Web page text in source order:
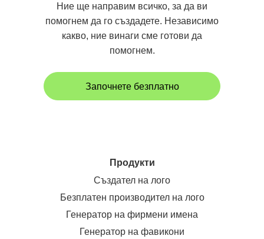
Ние ще направим всичко, за да ви
помогнем да го създадете. Независимо
какво, ние винаги сме готови да
помогнем.
Започнете безплатно
Продукти
Създател на лого
Безплатен производител на лого
Генератор на фирмени имена
Генератор на фавикони